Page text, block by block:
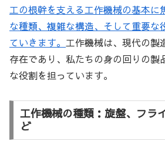
工の根幹を支える工作機械の基本に
な種類、複雑な構造、そして重要な
ていきます。 工作機械は、現代の製
存在であり、私たちの身の回りの製
な役割を担っています。
工作機械の種類：旋盤、フラ
ど